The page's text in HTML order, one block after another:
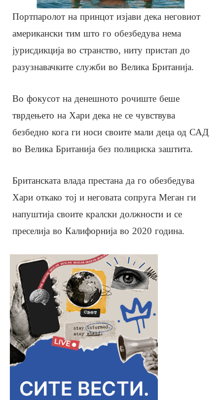
Портпаролот на принцот изјави дека неговиот
американски тим што го обезбедува нема
јурисдикција во странство, ниту пристап до
разузнавачките служби во Велика Британија.
Во фокусот на денешното рочиште беше
тврдењето на Хари дека не се чувствува
безбедно кога ги носи своите мали деца од САД
во Велика Британија без полициска заштита.
Британската влада престана да го обезбедува
Хари откако тој и неговата сопруга Меган ги
напуштија своите кралски должности и се
преселија во Калифорнија во 2020 година.